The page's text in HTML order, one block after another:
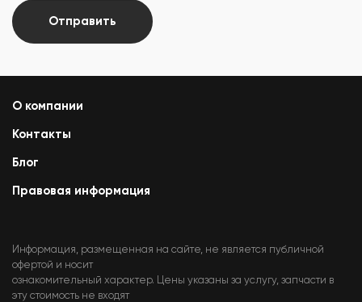
Отправить
О компании
Контакты
Блог
Правовая информация
Информация, размещенная на сайте, не является публичной
офертой и носит
ознакомительный характер. Цены указаны за услугу, запчасти в
эту стоимость не входят